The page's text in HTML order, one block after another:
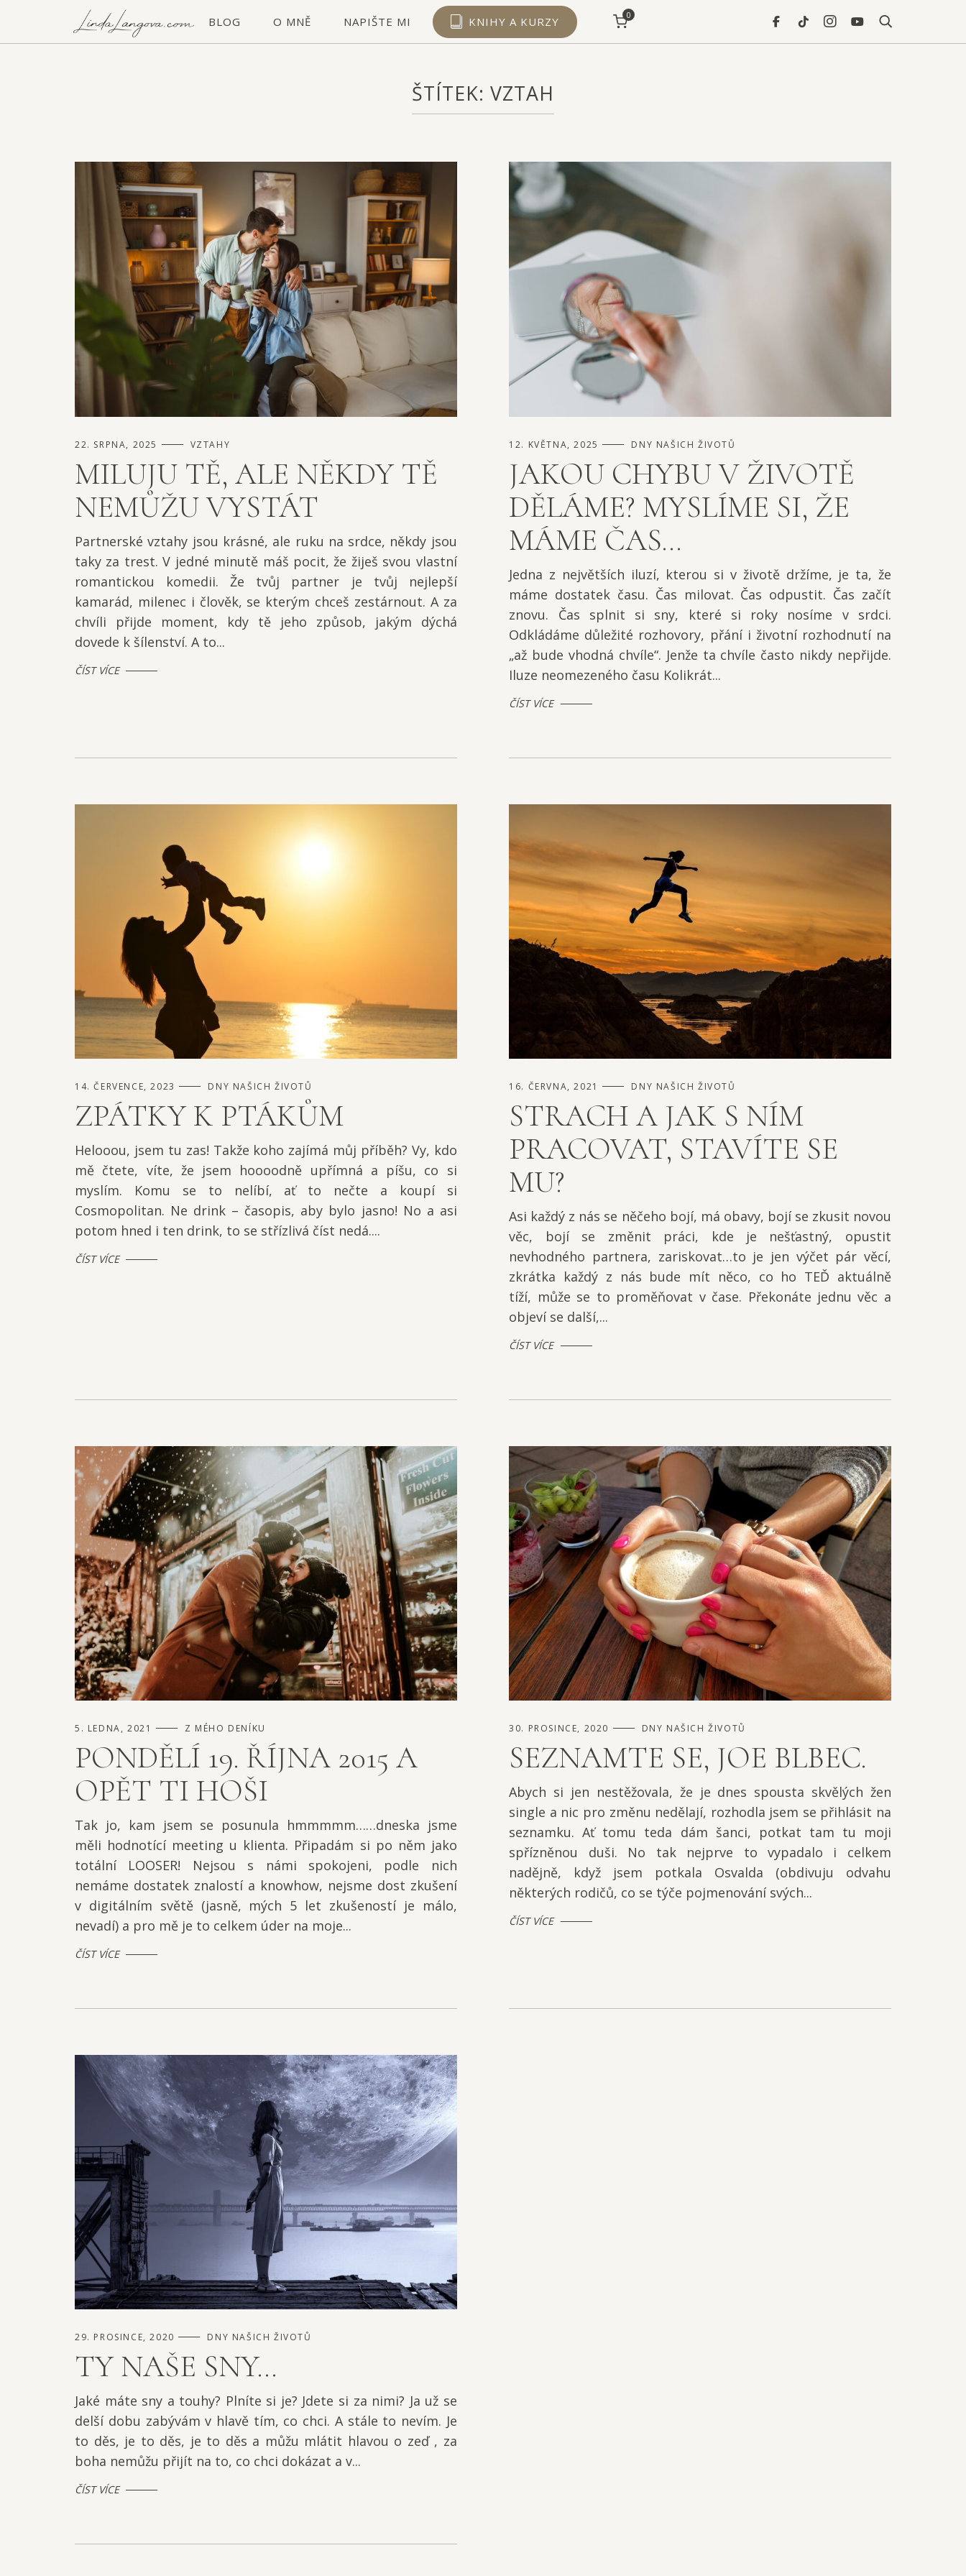
content
Home BLOG O MNĚ NAPIŠTE MI KNIHY A KURZY
View shopping cart
0
ŠTÍTEK: VZTAH
22. SRPNA, 2025 VZTAHY
MILUJU TĚ, ALE NĚKDY TĚ
NEMŮŽU VYSTÁT
Partnerské vztahy jsou krásné, ale ruku na srdce, někdy jsou
taky za trest. V jedné minutě máš pocit, že žiješ svou vlastní
romantickou komedii. Že tvůj partner je tvůj nejlepší
kamarád, milenec i člověk, se kterým chceš zestárnout. A za
chvíli přijde moment, kdy tě jeho způsob, jakým dýchá
dovede k šílenství. A to...
ČÍST VÍCE
12. KVĚTNA, 2025 DNY NAŠICH ŽIVOTŮ
JAKOU CHYBU V ŽIVOTĚ
DĚLÁME? MYSLÍME SI, ŽE
MÁME ČAS…
Jedna z největších iluzí, kterou si v životě držíme, je ta, že
máme dostatek času. Čas milovat. Čas odpustit. Čas začít
znovu. Čas splnit si sny, které si roky nosíme v srdci.
Odkládáme důležité rozhovory, přání i životní rozhodnutí na
„až bude vhodná chvíle“. Jenže ta chvíle často nikdy nepřijde.
Iluze neomezeného času Kolikrát...
ČÍST VÍCE
14. ČERVENCE, 2023 DNY NAŠICH ŽIVOTŮ
ZPÁTKY K PTÁKŮM
Helooou, jsem tu zas! Takže koho zajímá můj příběh? Vy, kdo
mě čtete, víte, že jsem hoooodně upřímná a píšu, co si
myslím. Komu se to nelíbí, ať to nečte a koupí si
Cosmopolitan. Ne drink – časopis, aby bylo jasno! No a asi
potom hned i ten drink, to se střízlivá číst nedá....
ČÍST VÍCE
16. ČERVNA, 2021 DNY NAŠICH ŽIVOTŮ
STRACH A JAK S NÍM
PRACOVAT, STAVÍTE SE
MU?
Asi každý z nás se něčeho bojí, má obavy, bojí se zkusit novou
věc, bojí se změnit práci, kde je nešťastný, opustit
nevhodného partnera, zariskovat…to je jen výčet pár věcí,
zkrátka každý z nás bude mít něco, co ho TEĎ aktuálně
tíží, může se to proměňovat v čase. Překonáte jednu věc a
objeví se další,...
ČÍST VÍCE
5. LEDNA, 2021 Z MÉHO DENÍKU
PONDĚLÍ 19. ŘÍJNA 2015 A
OPĚT TI HOŠI
Tak jo, kam jsem se posunula hmmmmm……dneska jsme
měli hodnotící meeting u klienta. Připadám si po něm jako
totální LOOSER! Nejsou s námi spokojeni, podle nich
nemáme dostatek znalostí a knowhow, nejsme dost zkušení
v digitálním světě (jasně, mých 5 let zkušeností je málo,
nevadí) a pro mě je to celkem úder na moje...
ČÍST VÍCE
30. PROSINCE, 2020 DNY NAŠICH ŽIVOTŮ
SEZNAMTE SE, JOE BLBEC.
Abych si jen nestěžovala, že je dnes spousta skvělých žen
single a nic pro změnu nedělají, rozhodla jsem se přihlásit na
seznamku. Ať tomu teda dám šanci, potkat tam tu moji
spřízněnou duši. No tak nejprve to vypadalo i celkem
nadějně, když jsem potkala Osvalda (obdivuju odvahu
některých rodičů, co se týče pojmenování svých...
ČÍST VÍCE
29. PROSINCE, 2020 DNY NAŠICH ŽIVOTŮ
TY NAŠE SNY…
Jaké máte sny a touhy? Plníte si je? Jdete si za nimi? Ja už se
delší dobu zabývám v hlavě tím, co chci. A stále to nevím. Je
to děs, je to děs, je to děs a můžu mlátit hlavou o zeď , za
boha nemůžu přijít na to, co chci dokázat a v...
ČÍST VÍCE